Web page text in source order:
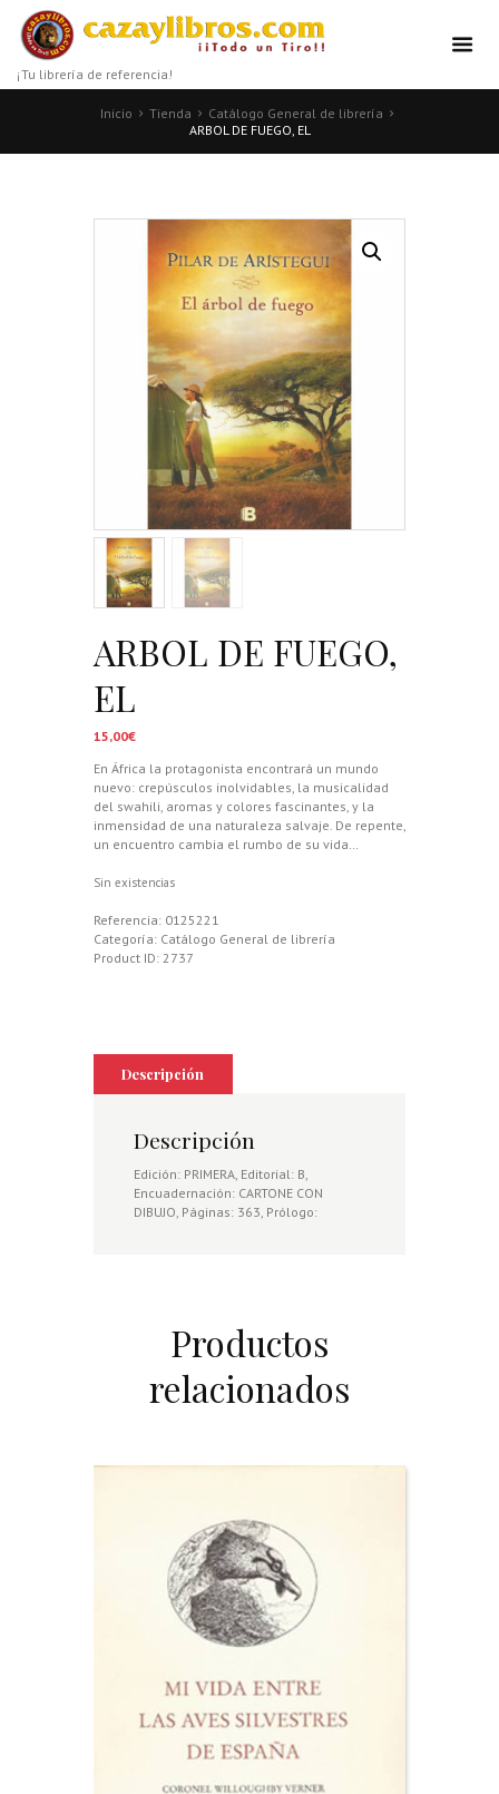
¡Tu librería de referencia!
Inicio Tienda
Catálogo General de librería
ARBOL DE FUEGO, EL
ARBOL DE FUEGO,
EL
15,00€
En África la protagonista encontrará un mundo
nuevo: crepúsculos inolvidables, la musicalidad
del swahili, aromas y colores fascinantes, y la
inmensidad de una naturaleza salvaje. De repente,
un encuentro cambia el rumbo de su vida…
Sin existencias
Referencia: 0125221
Categoría: Catálogo General de librería
Product ID: 2737
Descripción
Descripción
Edición: PRIMERA, Editorial: B,
Encuadernación: CARTONE CON
DIBUJO, Páginas: 363, Prólogo:
Productos
relacionados